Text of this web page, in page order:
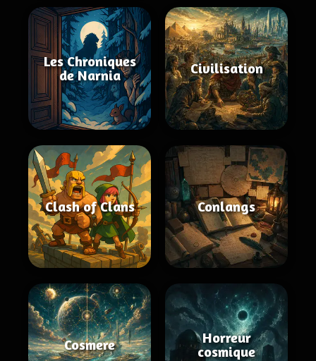
Les Chroniques
de Narnia
Civilisation
Clash of Clans Conlangs
Cosmere
Horreur
cosmique